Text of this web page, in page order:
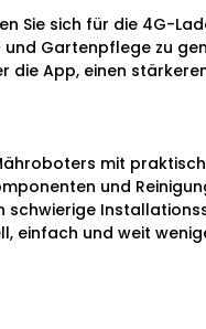
Sie sich für die 4G-
Gartenpflege zu
die App, einen
mit
und
schwierige
einfach und weit